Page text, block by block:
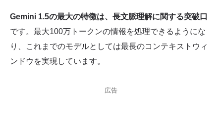
Gemini 1.5の最大の特徴は、長文脈理解に関する突破口
です。最大100万トークンの情報を処理できるようにな
り、これまでのモデルとしては最長のコンテキストウィ
ンドウを実現しています。
広告